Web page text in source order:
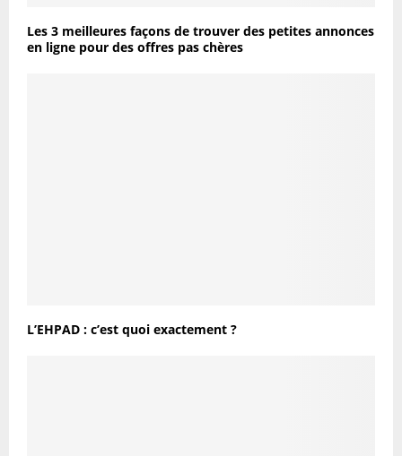
Les 3 meilleures façons de trouver des petites annonces
en ligne pour des offres pas chères
L’EHPAD : c’est quoi exactement ?